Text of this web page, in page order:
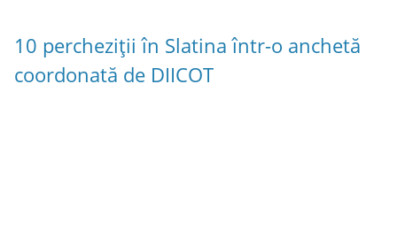
10 percheziții în Slatina într-o anchetă
coordonată de DIICOT